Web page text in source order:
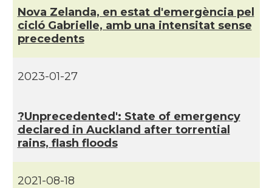
Nova Zelanda, en estat d'emergència pel
cicló Gabrielle, amb una intensitat sense
precedents
2023-01-27
?Unprecedented': State of emergency
declared in Auckland after torrential
rains, flash floods
2021-08-18